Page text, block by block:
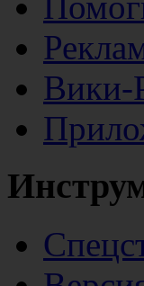
Вики-